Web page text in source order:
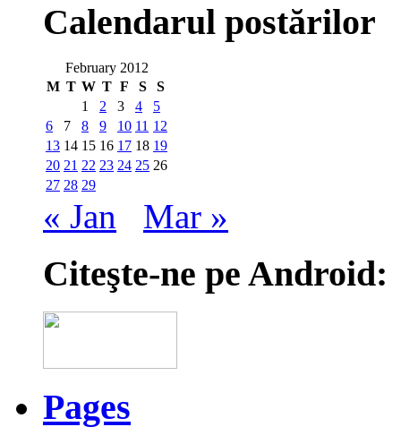
Calendarul postărilor
February 2012
M T W T F S
S
1
2 3 4
5
6
7 8 9 10 11 12
13 14 15 16 17 18 19
20 21 22 23 24 25 26
27 28 29
« Jan Mar »
Citeşte-ne pe Android:
Pages